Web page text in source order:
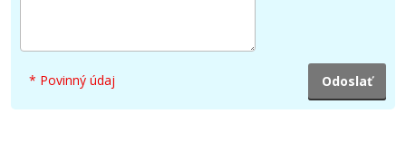
* Povinný údaj